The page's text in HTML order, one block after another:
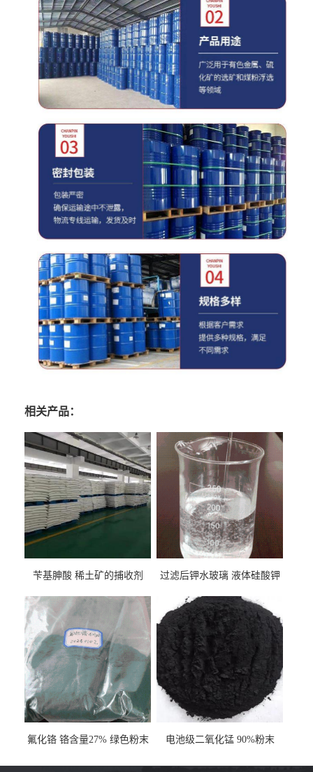
相关产品：
苄基胂酸 稀土矿的捕收剂 过滤后钾水玻璃 液体硅酸钾
氟化铬 铬含量27% 绿色粉末 电池级二氧化锰 90%粉末